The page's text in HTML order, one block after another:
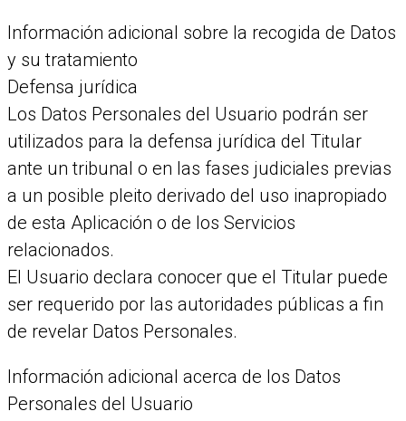
Información adicional sobre la recogida de Datos
y su tratamiento
Defensa jurídica
Los Datos Personales del Usuario podrán ser
utilizados para la defensa jurídica del Titular
ante un tribunal o en las fases judiciales previas
a un posible pleito derivado del uso inapropiado
de esta Aplicación o de los Servicios
relacionados.
El Usuario declara conocer que el Titular puede
ser requerido por las autoridades públicas a fin
de revelar Datos Personales.
Información adicional acerca de los Datos
Personales del Usuario